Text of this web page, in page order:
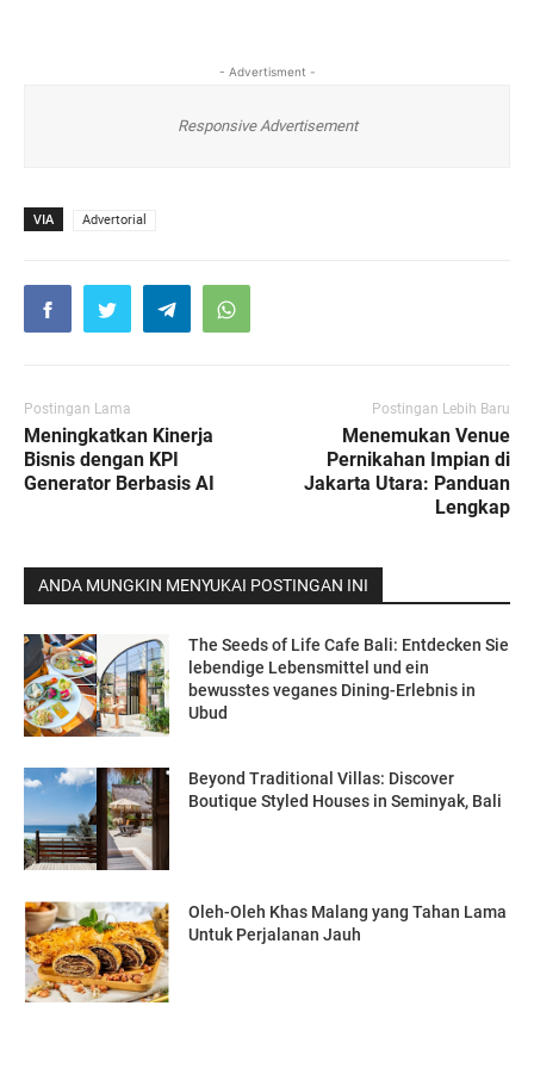
- Advertisment -
Responsive Advertisement
VIA Advertorial
Postingan Lama
Meningkatkan Kinerja
Bisnis dengan KPI
Generator Berbasis AI
Postingan Lebih Baru
Menemukan Venue
Pernikahan Impian di
Jakarta Utara: Panduan
Lengkap
ANDA MUNGKIN MENYUKAI POSTINGAN INI
The Seeds of Life Cafe Bali: Entdecken Sie
lebendige Lebensmittel und ein
bewusstes veganes Dining-Erlebnis in
Ubud
Beyond Traditional Villas: Discover
Boutique Styled Houses in Seminyak, Bali
Oleh-Oleh Khas Malang yang Tahan Lama
Untuk Perjalanan Jauh